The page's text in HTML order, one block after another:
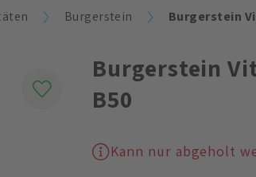
Burgerstein Burgerstein
Burgerstein
B50
Kann nur abgeholt